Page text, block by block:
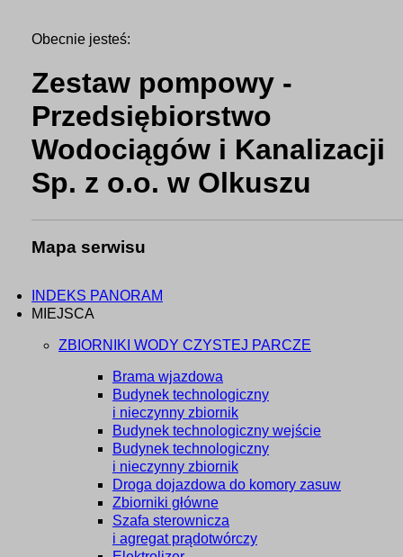
Obecnie jesteś:
Zestaw pompowy -
Przedsiębiorstwo
Wodociągów i Kanalizacji
Sp. z o.o. w Olkuszu
Mapa serwisu
INDEKS PANORAM
MIEJSCA
ZBIORNIKI WODY CZYSTEJ PARCZE
Brama wjazdowa
Budynek technologiczny
i nieczynny zbiornik
Budynek technologiczny wejście
Budynek technologiczny
i nieczynny zbiornik
Droga dojazdowa do komory zasuw
Zbiorniki główne
Szafa sterownicza
i agregat prądotwórczy